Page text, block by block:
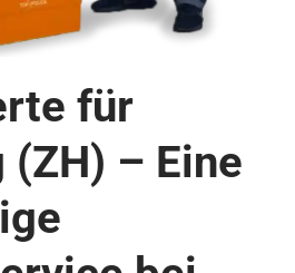
für
– Eine